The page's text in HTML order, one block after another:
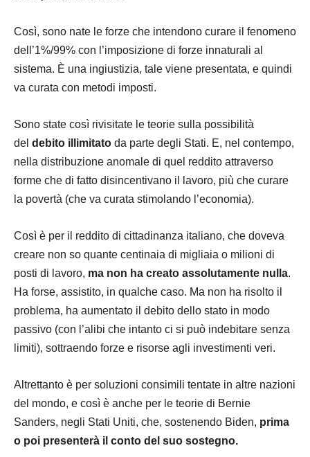
Così, sono nate le forze che intendono curare il fenomeno
dell’1%/99% con l’imposizione di forze innaturali al
sistema. È una ingiustizia, tale viene presentata, e quindi
va curata con metodi imposti.
Sono state così rivisitate le teorie sulla possibilità
del debito illimitato da parte degli Stati. E, nel contempo,
nella distribuzione anomale di quel reddito attraverso
forme che di fatto disincentivano il lavoro, più che curare
la povertà (che va curata stimolando l’economia).
Così è per il reddito di cittadinanza italiano, che doveva
creare non so quante centinaia di migliaia o milioni di
posti di lavoro, ma non ha creato assolutamente nulla.
Ha forse, assistito, in qualche caso. Ma non ha risolto il
problema, ha aumentato il debito dello stato in modo
passivo (con l’alibi che intanto ci si può indebitare senza
limiti), sottraendo forze e risorse agli investimenti veri.
Altrettanto è per soluzioni consimili tentate in altre nazioni
del mondo, e così è anche per le teorie di Bernie
Sanders, negli Stati Uniti, che, sostenendo Biden, prima
o poi presenterà il conto del suo sostegno.